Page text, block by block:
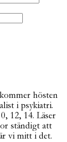
hösten
i psykiatri.
12, 14. Läser
ständigt att
vi mitt i det.